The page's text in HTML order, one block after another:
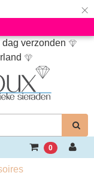
×
verzonden
0